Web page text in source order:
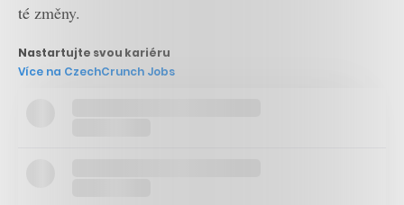
té změny.
Nastartujte svou kariéru
Více na CzechCrunch Jobs